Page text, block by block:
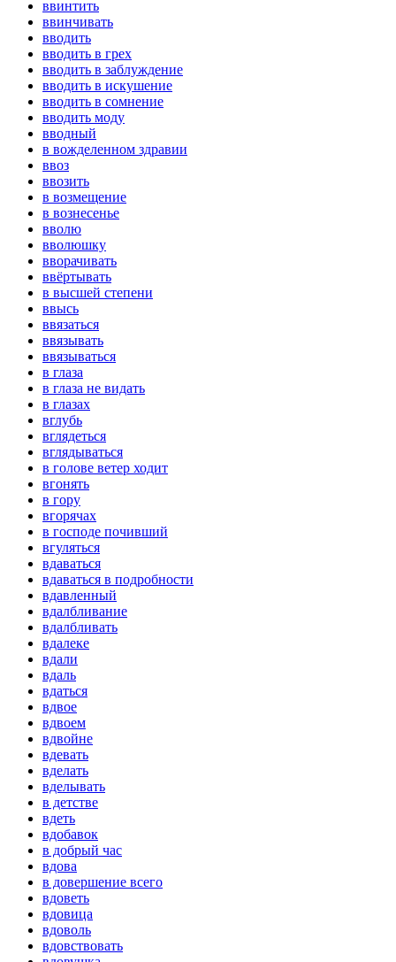
ввинтить
ввинчивать
вводить
вводить в грех
вводить в заблуждение
вводить в искушение
вводить в сомнение
вводить моду
вводный
в вожделенном здравии
ввоз
ввозить
в возмещение
в вознесенье
вволю
вволюшку
вворачивать
ввёртывать
в высшей степени
ввысь
ввязаться
ввязывать
ввязываться
в глаза
в глаза не видать
в глазах
вглубь
вглядеться
вглядываться
в голове ветер ходит
вгонять
в гору
вгорячах
в господе почивший
вгуляться
вдаваться
вдаваться в подробности
вдавленный
вдалбливание
вдалбливать
вдалеке
вдали
вдаль
вдаться
вдвое
вдвоем
вдвойне
вдевать
вделать
вделывать
в детстве
вдеть
вдобавок
в добрый час
вдова
в довершение всего
вдоветь
вдовица
вдоволь
вдовствовать